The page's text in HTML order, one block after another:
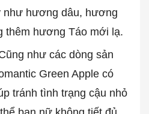
như hương dâu, hương
thêm hương Táo mới lạ.
như các dòng sản
Green Apple có
tránh tình trạng cậu nhỏ